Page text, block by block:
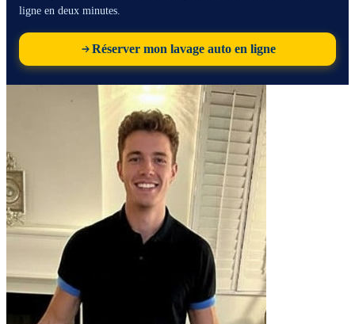
ligne en deux minutes.
Réserver mon lavage auto en ligne